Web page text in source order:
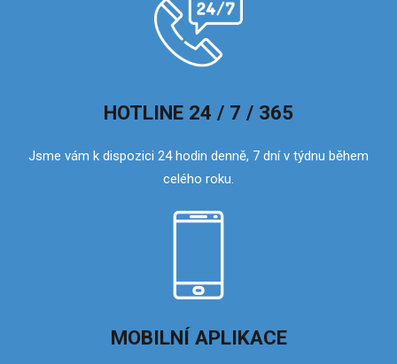
HOTLINE 24 / 7 / 365
Jsme vám k dispozici 24 hodin denně, 7 dní v týdnu během
celého roku.
MOBILNÍ APLIKACE